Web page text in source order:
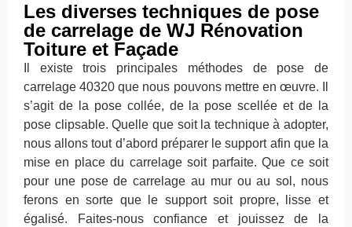
Les diverses techniques de pose
de carrelage de WJ Rénovation
Toiture et Façade
Il existe trois principales méthodes de pose de
carrelage 40320 que nous pouvons mettre en œuvre. Il
s’agit de la pose collée, de la pose scellée et de la
pose clipsable. Quelle que soit la technique à adopter,
nous allons tout d’abord préparer le support afin que la
mise en place du carrelage soit parfaite. Que ce soit
pour une pose de carrelage au mur ou au sol, nous
ferons en sorte que le support soit propre, lisse et
égalisé. Faites-nous confiance et jouissez de la